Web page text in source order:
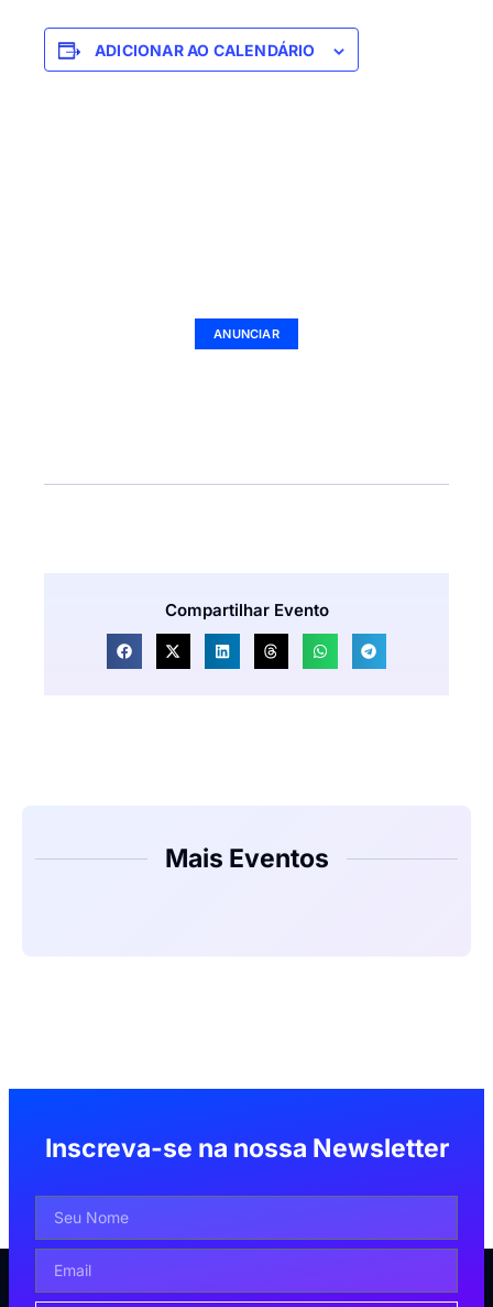
ADICIONAR AO CALENDÁRIO
ANUNCIAR
Compartilhar Evento
Mais Eventos
Inscreva-se na nossa Newsletter